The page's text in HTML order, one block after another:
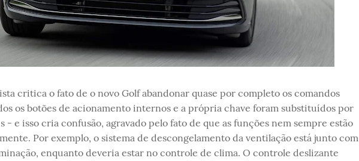
critica o fato de o novo Golf abandonar quase por completo os comandos
os botões de acionamento internos e a própria chave foram substituídos por
e isso cria confusão, agravado pelo fato de que as funções nem sempre estão
Por exemplo, o sistema de descongelamento da ventilação está junto com
enquanto deveria estar no controle de clima. O controle deslizante